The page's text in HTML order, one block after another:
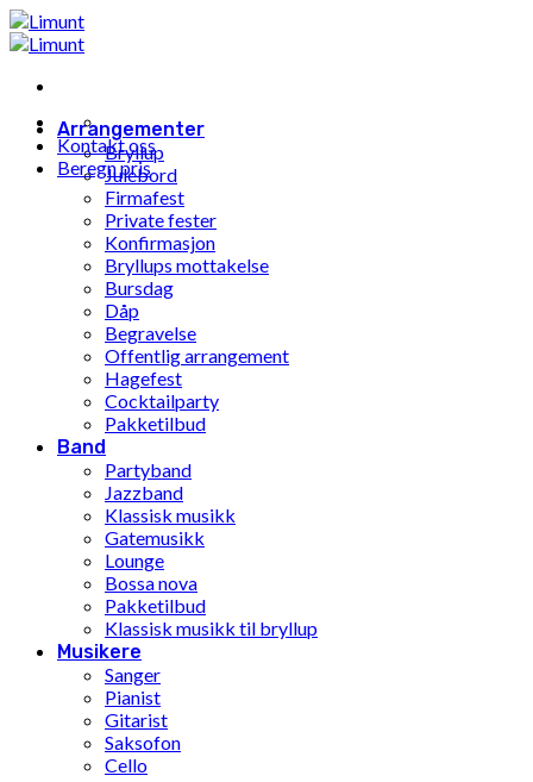
Gå
til
Arrangementer
Bryllup
Julebord
Firmafest
Private fester
Konfirmasjon
Bryllups mottakelse
Bursdag
Dåp
Begravelse
Offentlig arrangement
Hagefest
Cocktailparty
Pakketilbud
Band
Partyband
Jazzband
Klassisk musikk
Gatemusikk
Lounge
Bossa nova
Pakketilbud
Klassisk musikk til bryllup
Musikere
Sanger
Pianist
Gitarist
Saksofon
Cello
Kontakt oss
Beregn pris